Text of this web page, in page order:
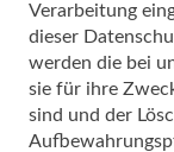
Verarbeitung
dieser
werden die bei
sie für ihre
sind und der